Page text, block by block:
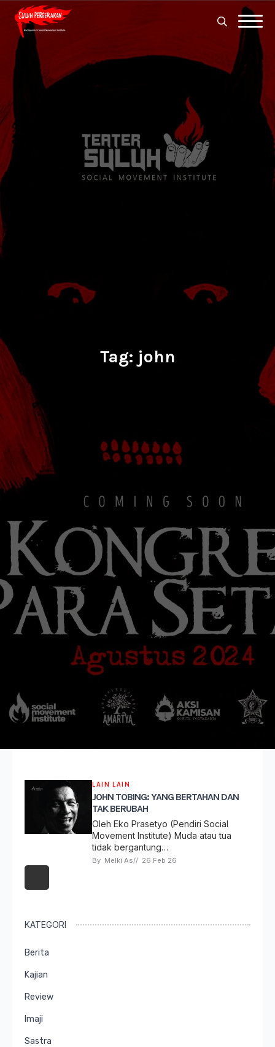
Search
for:
Tag: john
LAIN LAIN
JOHN TOBING: YANG BERTAHAN DAN
TAK BERUBAH
Oleh Eko Prasetyo (Pendiri Social
Movement Institute) Muda atau tua
tidak bergantung…
By Melki As// 26 Feb 26
KATEGORI
Berita
Kajian
Review
Imaji
Sastra